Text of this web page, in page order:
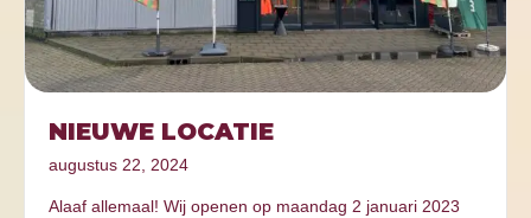
NIEUWE LOCATIE
augustus 22, 2024
Alaaf allemaal! Wij openen op maandag 2 januari 2023